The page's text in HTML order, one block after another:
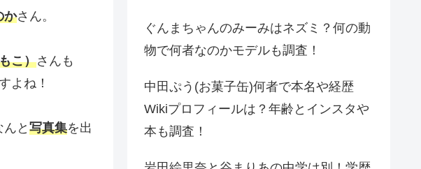
かさん。
こ）さんも
よね！
と 写真集を出
ぐんまちゃんのみーみはネズミ？何の動
物で何者なのかモデルも調査！
中田ぷう(お菓子缶)何者で本名や経歴
Wikiプロフィールは？年齢とインスタや
本も調査！